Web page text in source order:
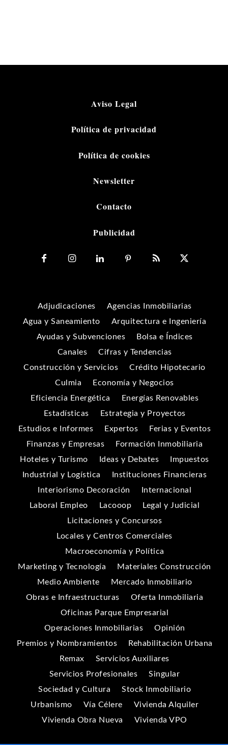
Aviso Legal
Política de privacidad
Política de cookies
Newsletter
Contacto
Publicidad
Adjudicaciones
Agencias Inmobiliarias
Agua y Saneamiento
Arquitectura e Ingeniería
Ayudas y Subvenciones
Bolsa e Índices
Canales
Cifras y Tendencias
Construcción y Servicios
Crédito Hipotecario
Culmia
Economía y Negocios
Eficiencia Energética
Energías Renovables
Estadísticas
Estrategia y Proyectos
Estudios e Informes
Expertos
Ferias y Eventos
Finanzas y Empresas
Formación Inmobiliaria
Hoteles y Turismo
Ideas y Debates
Impuestos
Industrial y Logística
Instituciones Financieras
Interiorismo Decoración
Internacional
Laboral Empleo
Lacooop
Legal y Judicial
Licitaciones y Concursos
Locales y Centros Comerciales
Macroeconomía y Política
Marketing y Tecnología
Materiales Construcción
Medio Ambiente
Mercado Inmobiliario
Obras e Infraestructuras
Oferta Inmobiliaria
Oficinas Parque Empresarial
Operaciones Inmobiliarias
Opinión
Premios y Nombramientos
Rehabilitación Urbana
Remax
Servicios Auxiliares
Servicios Profesionales
Singular
Sociedad y Cultura
Stock Inmobiliario
Urbanismo
Vía Célere
Vivienda Alquiler
Vivienda Obra Nueva
Vivienda VPO